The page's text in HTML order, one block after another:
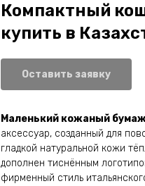
Компактный
купить в
Оставить заявку
Маленький кожаный
аксессуар, созданный для
гладкой натуральной кожи
дополнен тиснённым
фирменный стиль